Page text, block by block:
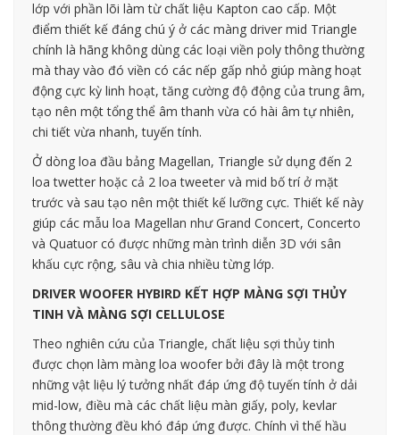
lớp với phần lõi làm từ chất liệu Kapton cao cấp. Một
điểm thiết kế đáng chú ý ở các màng driver mid Triangle
chính là hãng không dùng các loại viền poly thông thường
mà thay vào đó viền có các nếp gấp nhỏ giúp màng hoạt
động cực kỳ linh hoạt, tăng cường độ động của trung âm,
tạo nên một tổng thể âm thanh vừa có hài âm tự nhiên,
chi tiết vừa nhanh, tuyến tính.
Ở dòng loa đầu bảng Magellan, Triangle sử dụng đến 2
loa twetter hoặc cả 2 loa tweeter và mid bố trí ở mặt
trước và sau tạo nên một thiết kế lưỡng cực. Thiết kế này
giúp các mẫu loa Magellan như Grand Concert, Concerto
và Quatuor có được những màn trình diễn 3D với sân
khấu cực rộng, sâu và chia nhiều từng lớp.
DRIVER WOOFER HYBIRD KẾT HỢP MÀNG SỢI THỦY
TINH VÀ MÀNG SỢI CELLULOSE
Theo nghiên cứu của Triangle, chất liệu sợi thủy tinh
được chọn làm màng loa woofer bởi đây là một trong
những vật liệu lý tưởng nhất đáp ứng độ tuyến tính ở dải
mid-low, điều mà các chất liệu màn giấy, poly, kevlar
thông thường đều khó đáp ứng được. Chính vì thế hầu